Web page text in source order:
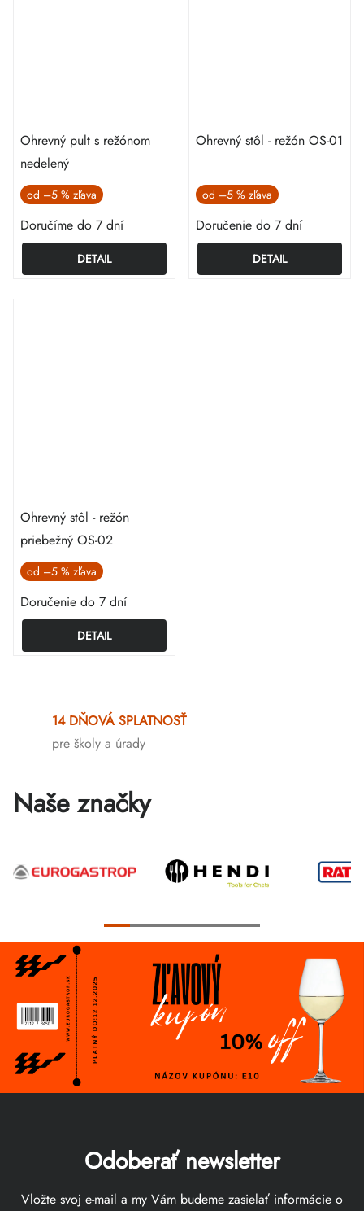
Ohrevný pult s režónom
nedelený
od –5 %
Doručíme do 7 dní
DETAIL
Ohrevný stôl - režón OS-01
od –5 %
Doručenie do 7 dní
DETAIL
Ohrevný stôl - režón
priebežný OS-02
od –5 %
Doručenie do 7 dní
DETAIL
prvky
14 DŇOVÁ SPLATNOSŤ
pre školy a úrady
Naše značky
Odoberať newsletter
Vložte svoj e-mail a my Vám budeme zasielať informácie o